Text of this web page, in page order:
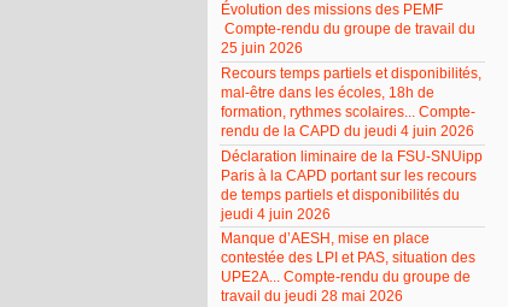
Évolution des missions des PEMF
Compte-rendu du groupe de travail du
25 juin 2026
Recours temps partiels et disponibilités,
mal-être dans les écoles, 18h de
formation, rythmes scolaires... Compte-
rendu de la CAPD du jeudi 4 juin 2026
Déclaration liminaire de la FSU-SNUipp
Paris à la CAPD portant sur les recours
de temps partiels et disponibilités du
jeudi 4 juin 2026
Manque d’AESH, mise en place
contestée des LPI et PAS, situation des
UPE2A... Compte-rendu du groupe de
travail du jeudi 28 mai 2026